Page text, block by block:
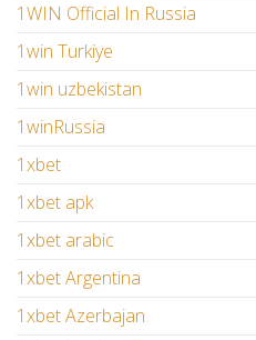
1WIN Official In Russia
1win Turkiye
1win uzbekistan
1winRussia
1xbet
1xbet apk
1xbet arabic
1xbet Argentina
1xbet Azerbajan